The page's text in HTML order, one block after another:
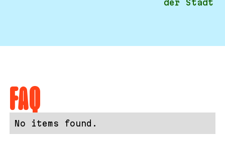
der Stadt
FAQ
No items found.